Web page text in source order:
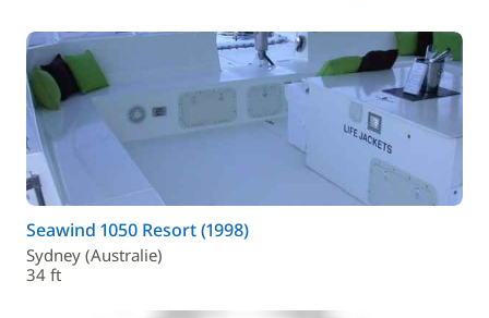
Seawind 1050 Resort (1998)
Sydney (Australie)
34 ft